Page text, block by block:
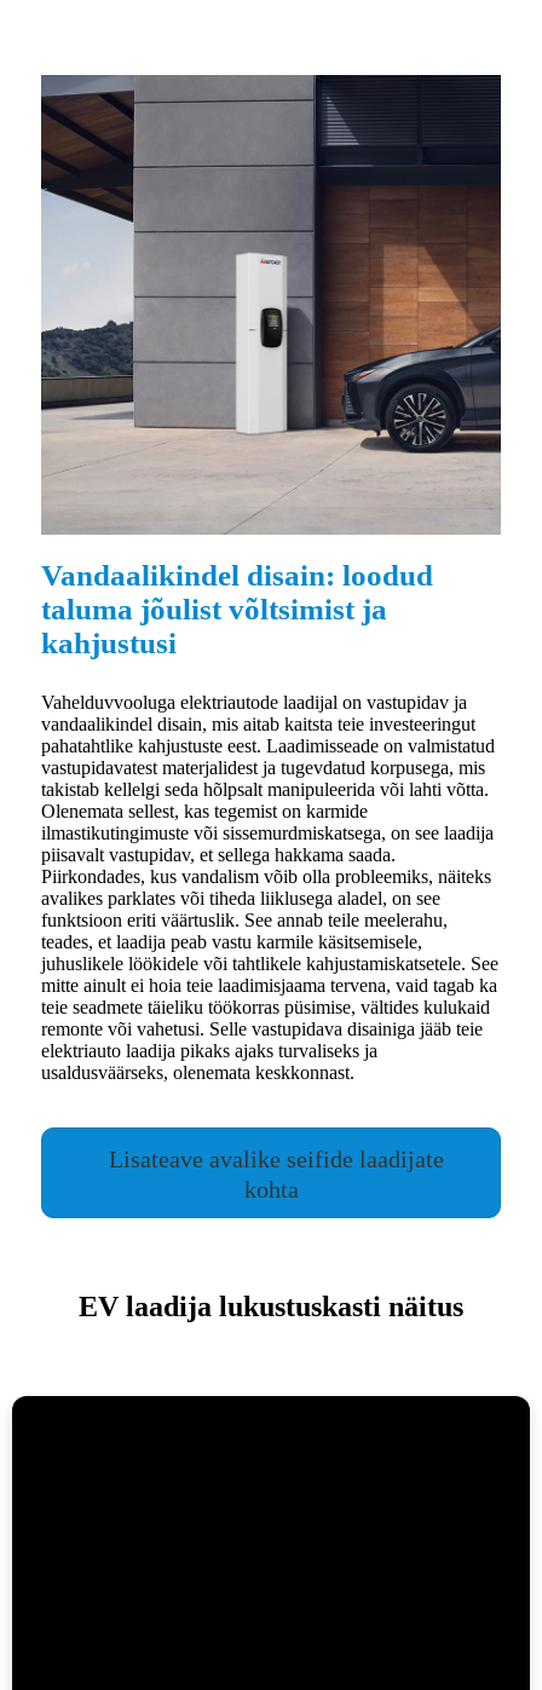
Vandaalikindel disain: loodud
taluma jõulist võltsimist ja
kahjustusi
Vahelduvvooluga elektriautode laadijal on vastupidav ja
vandaalikindel disain, mis aitab kaitsta teie investeeringut
pahatahtlike kahjustuste eest. Laadimisseade on valmistatud
vastupidavatest materjalidest ja tugevdatud korpusega, mis
takistab kellelgi seda hõlpsalt manipuleerida või lahti võtta.
Olenemata sellest, kas tegemist on karmide
ilmastikutingimuste või sissemurdmiskatsega, on see laadija
piisavalt vastupidav, et sellega hakkama saada.
Piirkondades, kus vandalism võib olla probleemiks, näiteks
avalikes parklates või tiheda liiklusega aladel, on see
funktsioon eriti väärtuslik. See annab teile meelerahu,
teades, et laadija peab vastu karmile käsitsemisele,
juhuslikele löökidele või tahtlikele kahjustamiskatsetele. See
mitte ainult ei hoia teie laadimisjaama tervena, vaid tagab ka
teie seadmete täieliku töökorras püsimise, vältides kulukaid
remonte või vahetusi. Selle vastupidava disainiga jääb teie
elektriauto laadija pikaks ajaks turvaliseks ja
usaldusväärseks, olenemata keskkonnast.
Lisateave avalike seifide laadijate
kohta
EV laadija lukustuskasti näitus